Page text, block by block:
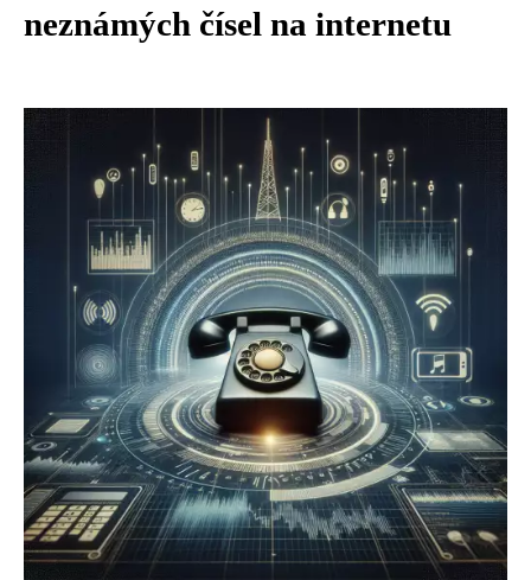
neznámých čísel na internetu